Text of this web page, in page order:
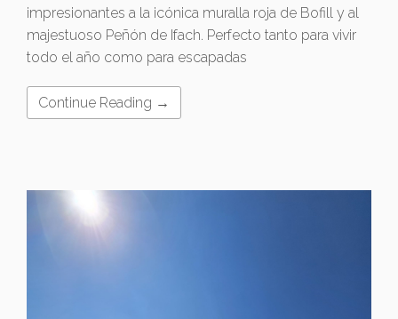
impresionantes a la icónica muralla roja de Bofill y al
majestuoso Peñón de Ifach. Perfecto tanto para vivir
todo el año como para escapadas
Continue Reading →